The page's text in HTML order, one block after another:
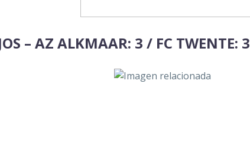
– AZ ALKMAAR: 3 / FC TWENTE: 3